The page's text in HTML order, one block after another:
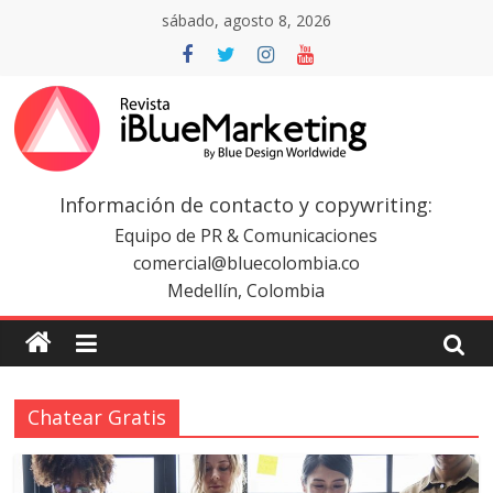
sábado, agosto 8, 2026
Revista
iBlue
Marketing
Colombia
|
Revistas
Información de contacto y copywriting:
Equipo de PR & Comunicaciones
comercial@bluecolombia.co
Medellín, Colombia
Chatear Gratis